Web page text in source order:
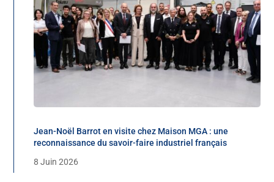
Jean-Noël Barrot en visite chez Maison MGA : une
reconnaissance du savoir-faire industriel français
8 Juin 2026